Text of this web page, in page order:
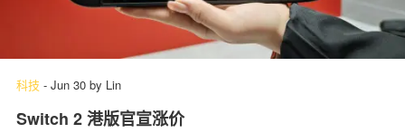
科技 - Jun 30 by Lin
Switch 2 港版官宣涨价